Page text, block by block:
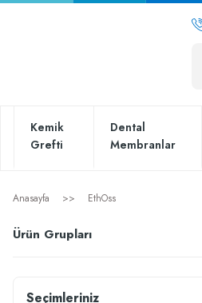
Kemik
Grefti
Dental
Membranlar
Anasayfa EthOss
Ürün Grupları
Seçimleriniz